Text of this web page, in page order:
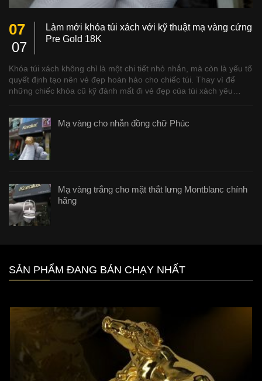
07
07
Làm mới khóa túi xách với kỹ thuật mạ vàng cứng
Pre Gold 18K
Khóa túi xách không chỉ là một chi tiết nhỏ nhắn, mà còn là yếu tố
quyết định tạo nên vẻ đẹp hoàn hảo cho chiếc túi. Thay vì để
những chiếc khóa cũ kỹ đánh mất đi vẻ đẹp của túi xách yêu…
Mạ vàng cho nhẫn đồng chữ Phúc
Mạ vàng trắng cho mặt thắt lưng Montblanc chính
hãng
SẢN PHẨM ĐANG BÁN CHẠY NHẤT